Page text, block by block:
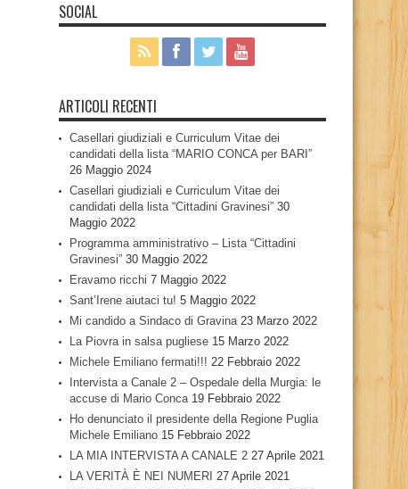
SOCIAL
ARTICOLI RECENTI
Casellari giudiziali e Curriculum Vitae dei
candidati della lista “MARIO CONCA per BARI”
26 Maggio 2024
Casellari giudiziali e Curriculum Vitae dei
candidati della lista “Cittadini Gravinesi” 30
Maggio 2022
Programma amministrativo – Lista “Cittadini
Gravinesi” 30 Maggio 2022
Eravamo ricchi 7 Maggio 2022
Sant’Irene aiutaci tu! 5 Maggio 2022
Mi candido a Sindaco di Gravina 23 Marzo 2022
La Piovra in salsa pugliese 15 Marzo 2022
Michele Emiliano fermati!!! 22 Febbraio 2022
Intervista a Canale 2 – Ospedale della Murgia: le
accuse di Mario Conca 19 Febbraio 2022
Ho denunciato il presidente della Regione Puglia
Michele Emiliano 15 Febbraio 2022
LA MIA INTERVISTA A CANALE 2 27 Aprile 2021
LA VERITÀ È NEI NUMERI 27 Aprile 2021